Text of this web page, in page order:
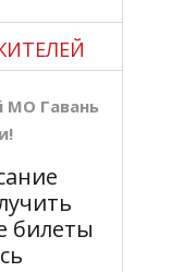
МО Гавань
билеты